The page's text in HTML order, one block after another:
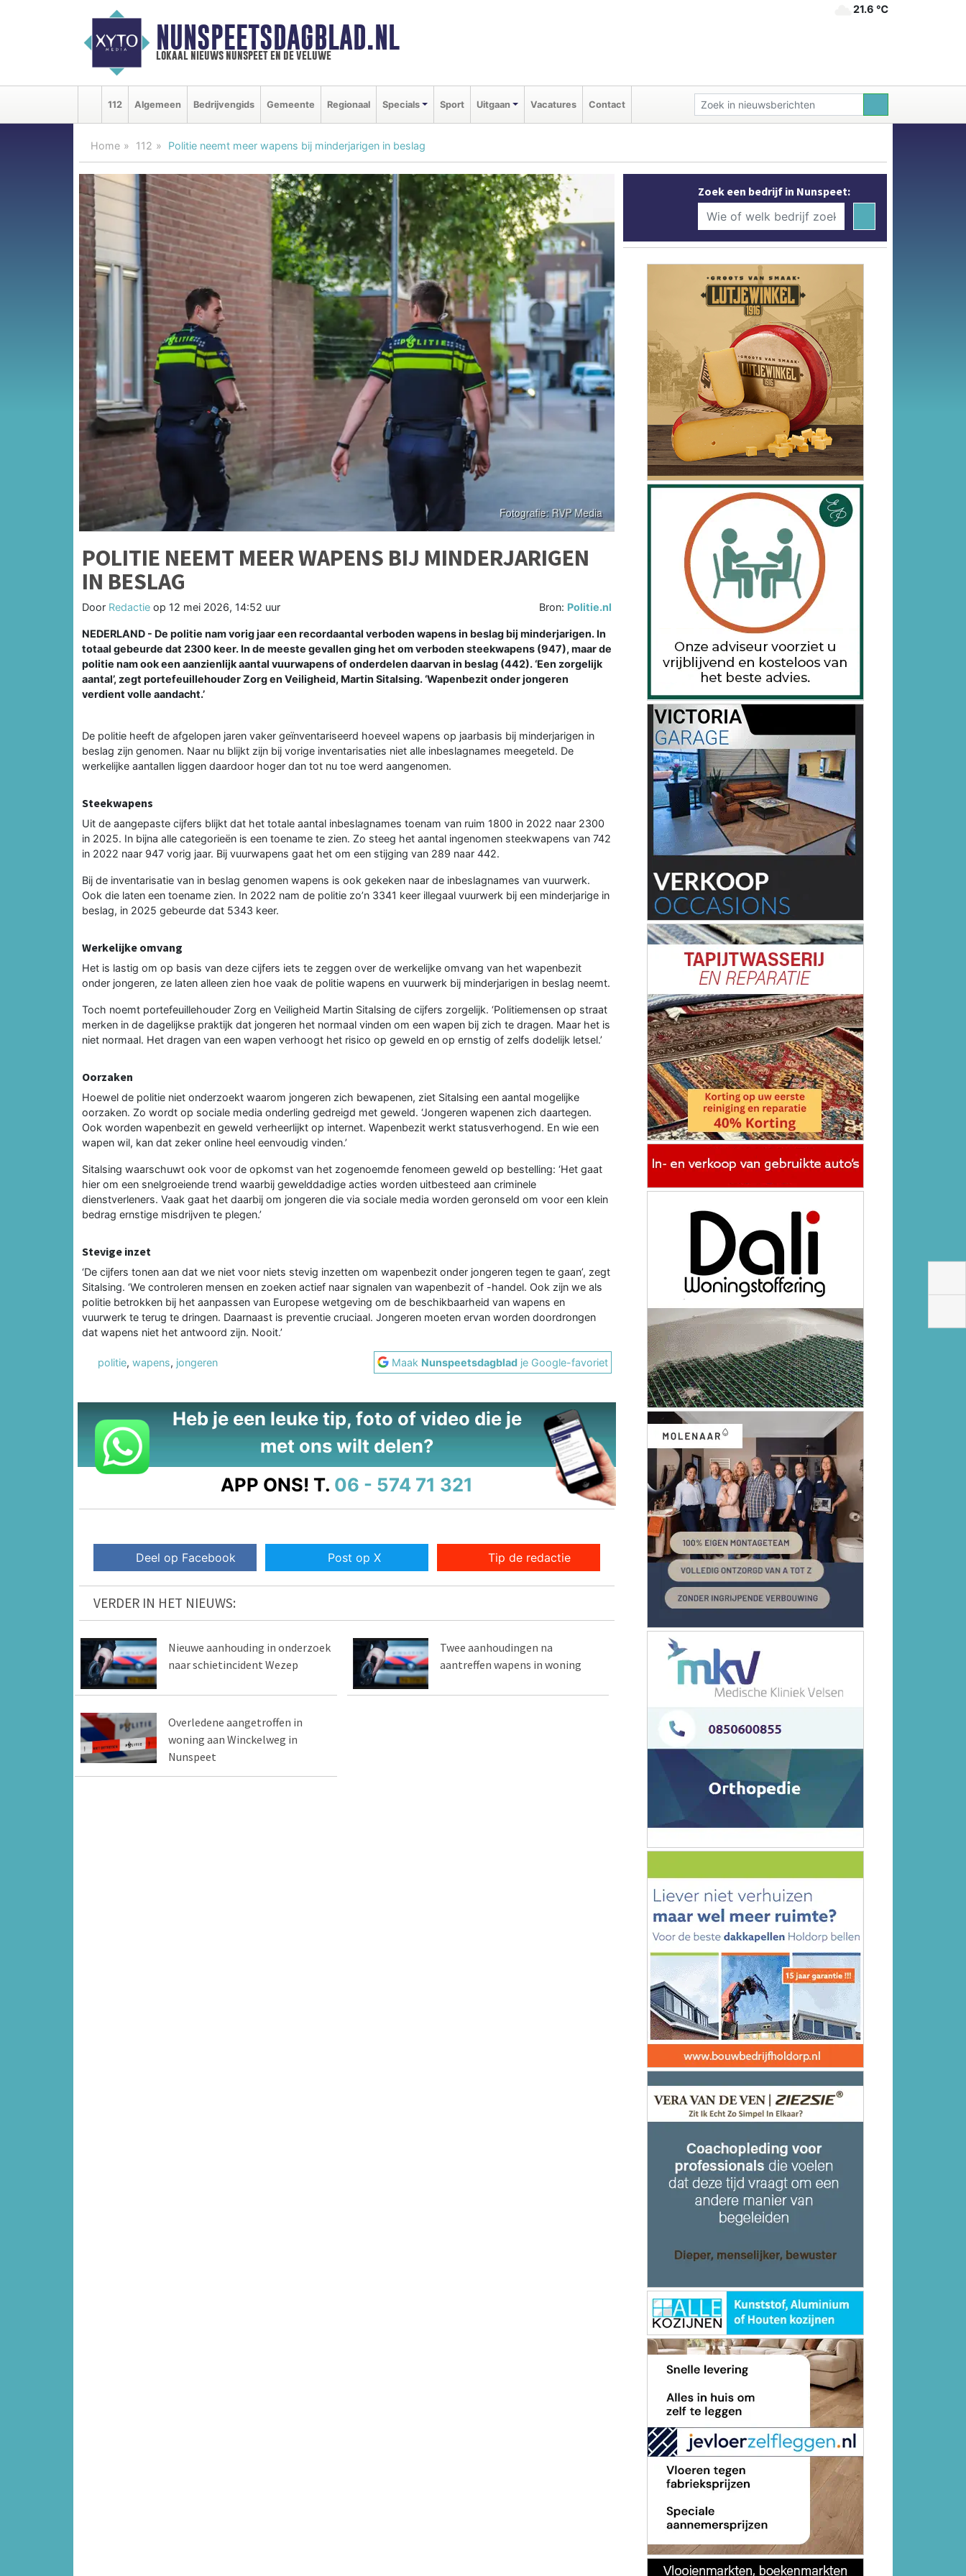
NUNSPEETSDAGBLAD.NL
lokaal nieuws nunspeet en de veluwe
21.6 ℃
112 Algemeen Bedrijvengids Gemeente Regionaal Specials Sport Uitgaan Vacatures Contact
Home 112 Politie neemt meer wapens bij minderjarigen in beslag
POLITIE NEEMT MEER WAPENS BIJ MINDERJARIGEN
IN BESLAG
Door Redactie op 12 mei 2026, 14:52 uur Bron: Politie.nl
NEDERLAND - De politie nam vorig jaar een recordaantal verboden wapens in beslag bij minderjarigen. In
totaal gebeurde dat 2300 keer. In de meeste gevallen ging het om verboden steekwapens (947), maar de
politie nam ook een aanzienlijk aantal vuurwapens of onderdelen daarvan in beslag (442). ‘Een zorgelijk
aantal’, zegt portefeuillehouder Zorg en Veiligheid, Martin Sitalsing. ‘Wapenbezit onder jongeren
verdient volle aandacht.’
De politie heeft de afgelopen jaren vaker geïnventariseerd hoeveel wapens op jaarbasis bij minderjarigen in
beslag zijn genomen. Naar nu blijkt zijn bij vorige inventarisaties niet alle inbeslagnames meegeteld. De
werkelijke aantallen liggen daardoor hoger dan tot nu toe werd aangenomen.
Steekwapens
Uit de aangepaste cijfers blijkt dat het totale aantal inbeslagnames toenam van ruim 1800 in 2022 naar 2300
in 2025. In bijna alle categorieën is een toename te zien. Zo steeg het aantal ingenomen steekwapens van 742
in 2022 naar 947 vorig jaar. Bij vuurwapens gaat het om een stijging van 289 naar 442.
Bij de inventarisatie van in beslag genomen wapens is ook gekeken naar de inbeslagnames van vuurwerk.
Ook die laten een toename zien. In 2022 nam de politie zo’n 3341 keer illegaal vuurwerk bij een minderjarige in
beslag, in 2025 gebeurde dat 5343 keer.
Werkelijke omvang
Het is lastig om op basis van deze cijfers iets te zeggen over de werkelijke omvang van het wapenbezit
onder jongeren, ze laten alleen zien hoe vaak de politie wapens en vuurwerk bij minderjarigen in beslag neemt.
Toch noemt portefeuillehouder Zorg en Veiligheid Martin Sitalsing de cijfers zorgelijk. ‘Politiemensen op straat
merken in de dagelijkse praktijk dat jongeren het normaal vinden om een wapen bij zich te dragen. Maar het is
niet normaal. Het dragen van een wapen verhoogt het risico op geweld en op ernstig of zelfs dodelijk letsel.’
Oorzaken
Hoewel de politie niet onderzoekt waarom jongeren zich bewapenen, ziet Sitalsing een aantal mogelijke
oorzaken. Zo wordt op sociale media onderling gedreigd met geweld. ‘Jongeren wapenen zich daartegen.
Ook worden wapenbezit en geweld verheerlijkt op internet. Wapenbezit werkt statusverhogend. En wie een
wapen wil, kan dat zeker online heel eenvoudig vinden.’
Sitalsing waarschuwt ook voor de opkomst van het zogenoemde fenomeen geweld op bestelling: ‘Het gaat
hier om een snelgroeiende trend waarbij gewelddadige acties worden uitbesteed aan criminele
dienstverleners. Vaak gaat het daarbij om jongeren die via sociale media worden geronseld om voor een klein
bedrag ernstige misdrijven te plegen.’
Stevige inzet
‘De cijfers tonen aan dat we niet voor niets stevig inzetten om wapenbezit onder jongeren tegen te gaan’, zegt
Sitalsing. ‘We controleren mensen en zoeken actief naar signalen van wapenbezit of -handel. Ook zijn we als
politie betrokken bij het aanpassen van Europese wetgeving om de beschikbaarheid van wapens en
vuurwerk te terug te dringen. Daarnaast is preventie cruciaal. Jongeren moeten ervan worden doordrongen
dat wapens niet het antwoord zijn. Nooit.’
politie, wapens, jongeren Maak Nunspeetsdagblad je Google-favoriet
Heb je een leuke tip, foto of video die je
met ons wilt delen?
APP ONS! T. 06 - 574 71 321
Deel op Facebook Post op X Tip de redactie
VERDER IN HET NIEUWS:
Nieuwe aanhouding in onderzoek
naar schietincident Wezep
Twee aanhoudingen na
aantreffen wapens in woning
Overledene aangetroffen in
woning aan Winckelweg in
Nunspeet
Zoek een bedrijf in Nunspeet: